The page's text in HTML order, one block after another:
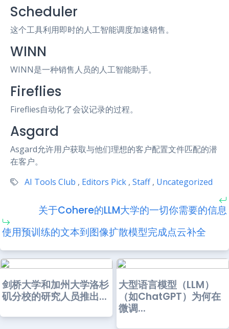
Scheduler
这个工具利用即时的人工智能调度加速销售。
WINN
WINN是一种销售人员的人工智能助手。
Fireflies
Fireflies自动化了会议记录的过程。
Asgard
Asgard允许用户获取与他们理想的客户配置文件匹配的潜
在客户。
AI Tools Club , Editors Pick , Staff , Uncategorized
关于Cohere的LLM大学的一切你需要的信息
使用预训练的文本到图像扩散模型完成点云补全
剑桥大学和加州大学洛杉
矶分校的研究人员推出...
大型语言模型（LLM）
（如ChatGPT）为何在
微调...